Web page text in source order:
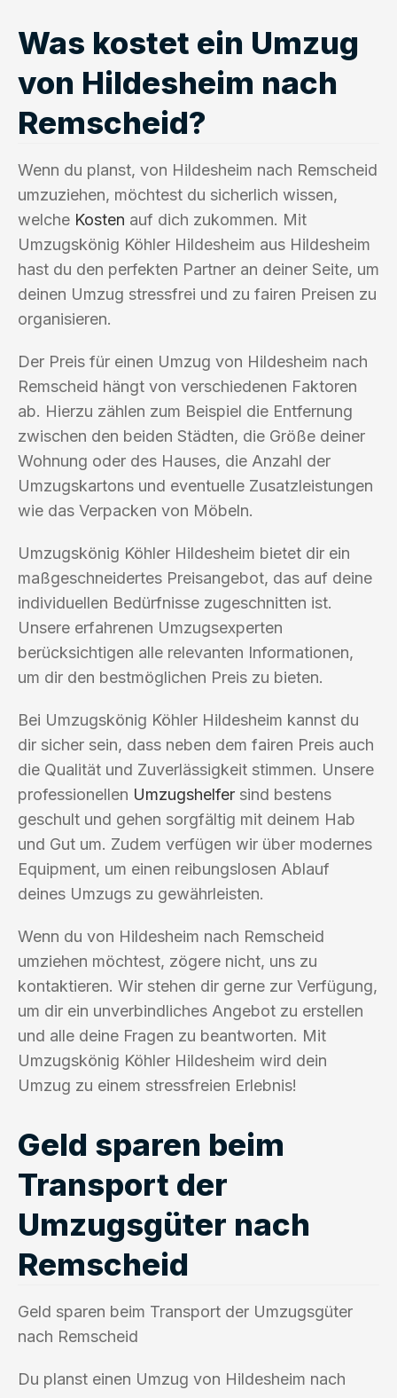
Was kostet ein Umzug
von Hildesheim nach
Remscheid?
Wenn du planst, von Hildesheim nach Remscheid
umzuziehen, möchtest du sicherlich wissen,
welche Kosten auf dich zukommen. Mit
Umzugskönig Köhler Hildesheim aus Hildesheim
hast du den perfekten Partner an deiner Seite, um
deinen Umzug stressfrei und zu fairen Preisen zu
organisieren.
Der Preis für einen Umzug von Hildesheim nach
Remscheid hängt von verschiedenen Faktoren
ab. Hierzu zählen zum Beispiel die Entfernung
zwischen den beiden Städten, die Größe deiner
Wohnung oder des Hauses, die Anzahl der
Umzugskartons und eventuelle Zusatzleistungen
wie das Verpacken von Möbeln.
Umzugskönig Köhler Hildesheim bietet dir ein
maßgeschneidertes Preisangebot, das auf deine
individuellen Bedürfnisse zugeschnitten ist.
Unsere erfahrenen Umzugsexperten
berücksichtigen alle relevanten Informationen,
um dir den bestmöglichen Preis zu bieten.
Bei Umzugskönig Köhler Hildesheim kannst du
dir sicher sein, dass neben dem fairen Preis auch
die Qualität und Zuverlässigkeit stimmen. Unsere
professionellen Umzugshelfer sind bestens
geschult und gehen sorgfältig mit deinem Hab
und Gut um. Zudem verfügen wir über modernes
Equipment, um einen reibungslosen Ablauf
deines Umzugs zu gewährleisten.
Wenn du von Hildesheim nach Remscheid
umziehen möchtest, zögere nicht, uns zu
kontaktieren. Wir stehen dir gerne zur Verfügung,
um dir ein unverbindliches Angebot zu erstellen
und alle deine Fragen zu beantworten. Mit
Umzugskönig Köhler Hildesheim wird dein
Umzug zu einem stressfreien Erlebnis!
Geld sparen beim
Transport der
Umzugsgüter nach
Remscheid
Geld sparen beim Transport der Umzugsgüter
nach Remscheid
Du planst einen Umzug von Hildesheim nach